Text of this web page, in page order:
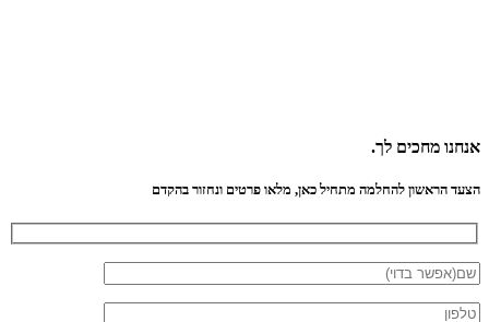
אנחנו מחכים לך.
הצעד הראשון להחלמה מתחיל כאן, מלאו פרטים ונחזור בהקדם